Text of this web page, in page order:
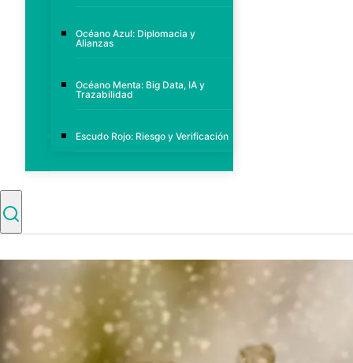
Océano Azul: Diplomacia y
Alianzas
Océano Menta: Big Data, IA y
Trazabilidad
Escudo Rojo: Riesgo y Verificación